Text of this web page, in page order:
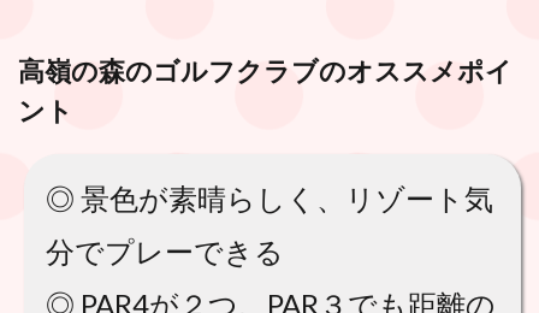
高嶺の森のゴルフクラブのオススメポイ
ント
◎ 景色が素晴らしく、リゾート気
分でプレーできる
◎ PAR4が２つ、PAR３でも距離の